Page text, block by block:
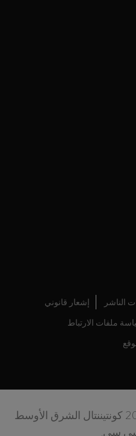
الناشر إشعار قانوني
ملفات الارتباط
حقوق التأليف والنشر © 2026 كونتيننتال الشرق الأوسط
سي.